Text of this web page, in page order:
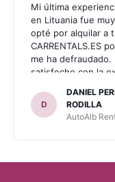
Mi última
en Lituania fue
opté por alquilar a
CARRENTALS.ES
me ha defraudado.
satisfecho con la
invitaron a adquirir
había leído en
anteriores viajes
con CARRETALS.
D
DANIEL
RODILLA
AutoAlb